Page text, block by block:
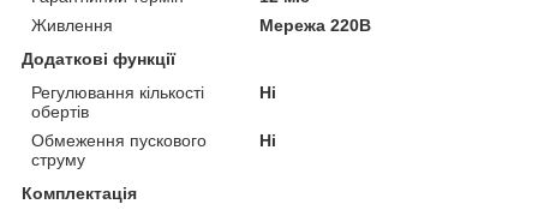
Живлення
Мережа 220В
Додаткові функції
Регулювання кількості
обертів
Ні
Обмеження пускового
струму
Ні
Комплектація